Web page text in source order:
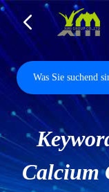
Calcium